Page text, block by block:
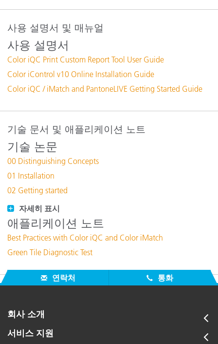
사용 설명서 및 매뉴얼
사용 설명서
Color iQC Print Custom Report Tool User Guide
Color iControl v10 Online Installation Guide
Color iQC / iMatch and PantoneLIVE Getting Started Guide
기술 문서 및 애플리케이션 노트
기술 논문
00 Distinguishing Concepts
01 Installation
02 Getting started
자세히 표시
애플리케이션 노트
Best Practices with Color iQC and Color iMatch
Green Tile Diagnostic Test
연락처 통화
회사 소개
서비스 지원